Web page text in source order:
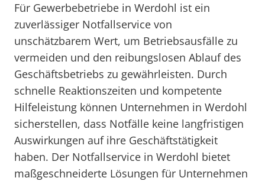
Für Gewerbebetriebe in Werdohl ist ein
zuverlässiger Notfallservice von
unschätzbarem Wert, um Betriebsausfälle zu
vermeiden und den reibungslosen Ablauf des
Geschäftsbetriebs zu gewährleisten. Durch
schnelle Reaktionszeiten und kompetente
Hilfeleistung können Unternehmen in Werdohl
sicherstellen, dass Notfälle keine langfristigen
Auswirkungen auf ihre Geschäftstätigkeit
haben. Der Notfallservice in Werdohl bietet
maßgeschneiderte Lösungen für Unternehmen